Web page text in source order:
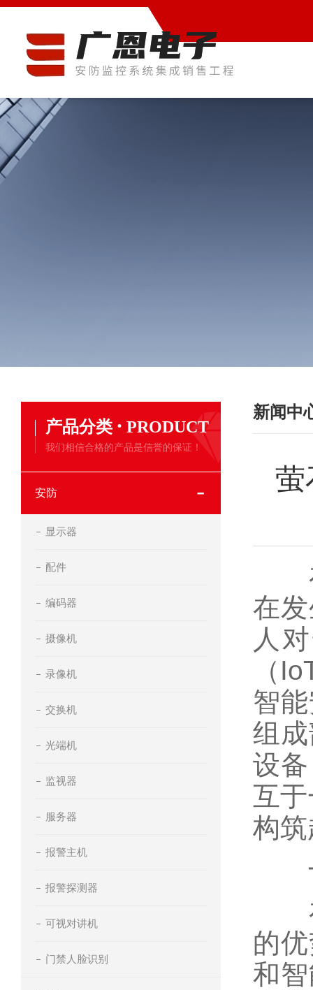
产品分类 · PRODUCT
我们相信合格的产品是信誉的保证！
安防
显示器
配件
编码器
摄像机
录像机
交换机
光端机
监视器
服务器
报警主机
报警探测器
可视对讲机
门禁人脸识别
新闻中
萤
在
在
人
（
智
组
设
互
构
一
在
的
和